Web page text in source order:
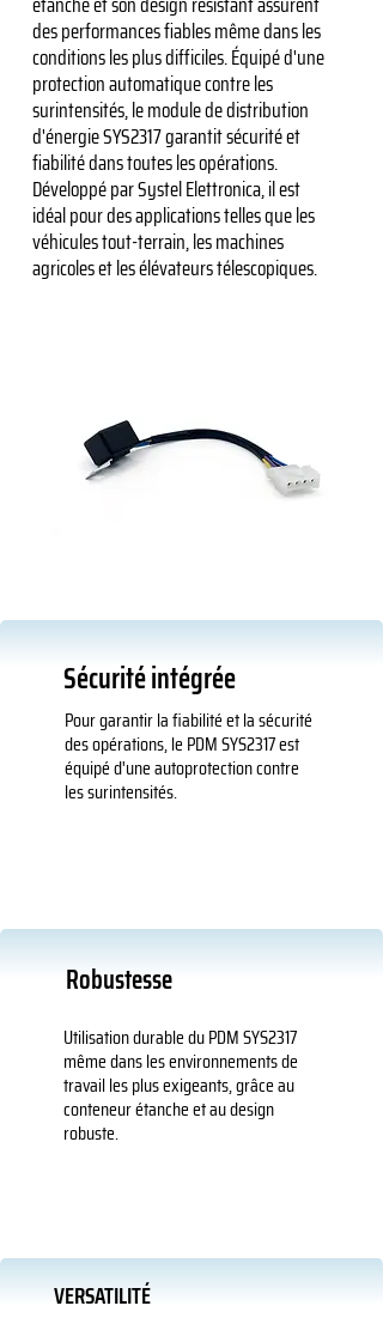
des performances fiables même dans les
conditions les plus difficiles. Équipé d'une
protection automatique contre les
surintensités, le module de distribution
d'énergie SYS2317 garantit sécurité et
fiabilité dans toutes les opérations.
Développé par Systel Elettronica, il est
idéal pour des applications telles que les
véhicules tout-terrain, les machines
agricoles et les élévateurs télescopiques.
Sécurité intégrée
Pour garantir la fiabilité et la sécurité
des opérations, le PDM SYS2317 est
équipé d'une autoprotection contre
les surintensités.
Robustesse
Utilisation durable du PDM SYS2317
même dans les environnements de
travail les plus exigeants, grâce au
conteneur étanche et au design
robuste.
VERSATILITÉ